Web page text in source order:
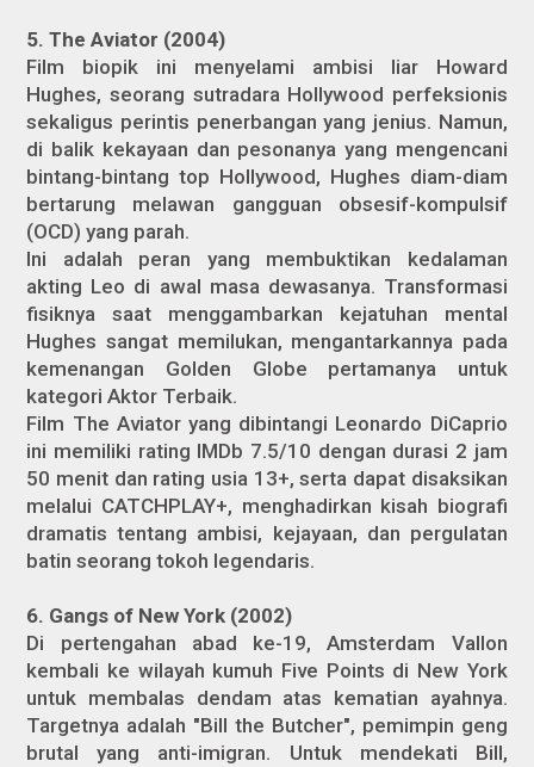
5. The Aviator (2004)
Film biopik ini menyelami ambisi liar Howard
Hughes, seorang sutradara Hollywood perfeksionis
sekaligus perintis penerbangan yang jenius. Namun,
di balik kekayaan dan pesonanya yang mengencani
bintang-bintang top Hollywood, Hughes diam-diam
bertarung melawan gangguan obsesif-kompulsif
(OCD) yang parah.
Ini adalah peran yang membuktikan kedalaman
akting Leo di awal masa dewasanya. Transformasi
fisiknya saat menggambarkan kejatuhan mental
Hughes sangat memilukan, mengantarkannya pada
kemenangan Golden Globe pertamanya untuk
kategori Aktor Terbaik.
Film The Aviator yang dibintangi Leonardo DiCaprio
ini memiliki rating IMDb 7.5/10 dengan durasi 2 jam
50 menit dan rating usia 13+, serta dapat disaksikan
melalui CATCHPLAY+, menghadirkan kisah biografi
dramatis tentang ambisi, kejayaan, dan pergulatan
batin seorang tokoh legendaris.
6. Gangs of New York (2002)
Di pertengahan abad ke-19, Amsterdam Vallon
kembali ke wilayah kumuh Five Points di New York
untuk membalas dendam atas kematian ayahnya.
Targetnya adalah "Bill the Butcher", pemimpin geng
brutal yang anti-imigran. Untuk mendekati Bill,